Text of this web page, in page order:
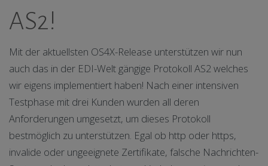
AS2!
Mit der aktuellsten OS4X-Release unterstützen wir nun
auch das in der EDI-Welt gängige Protokoll AS2 welches
wir eigens implementiert haben! Nach einer intensiven
Testphase mit drei Kunden wurden all deren
Anforderungen umgesetzt, um dieses Protokoll
bestmöglich zu unterstützen. Egal ob http oder https,
invalide oder ungeeignete Zertifikate, falsche Nachrichten-